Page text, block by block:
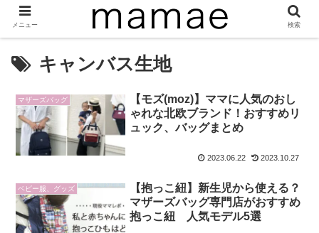
キャンバス生地
マザーズバッグ
【モズ(moz)】ママに人気のおし
ゃれな北欧ブランド！おすすめリ
ュック、バッグまとめ
2023.06.22 2023.10.27
ベビー服、グッズ
【抱っこ紐】新生児から使える？
マザーズバッグ専門店がおすすめ
抱っこ紐 人気モデル5選
メニュー 検索